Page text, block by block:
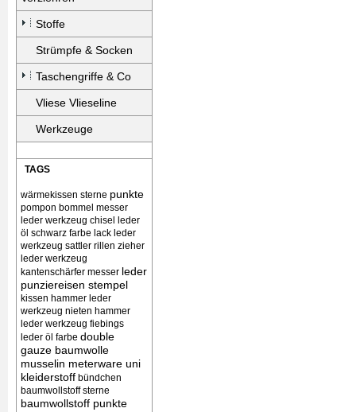
Stoffe
Strümpfe & Socken
Taschengriffe & Co
Vliese Vlieseline
Werkzeuge
TAGS
wärmekissen sterne punkte
pompon bommel messer
leder werkzeug chisel
leder
öl schwarz farbe lack leder
werkzeug sattler rillen zieher
leder werkzeug
kantenschärfer messer leder
punziereisen stempel
kissen hammer leder
werkzeug nieten hammer
leder werkzeug fiebings
leder öl farbe double
gauze baumwolle
musselin meterware uni
kleiderstoff bündchen
baumwollstoff sterne
baumwollstoff punkte